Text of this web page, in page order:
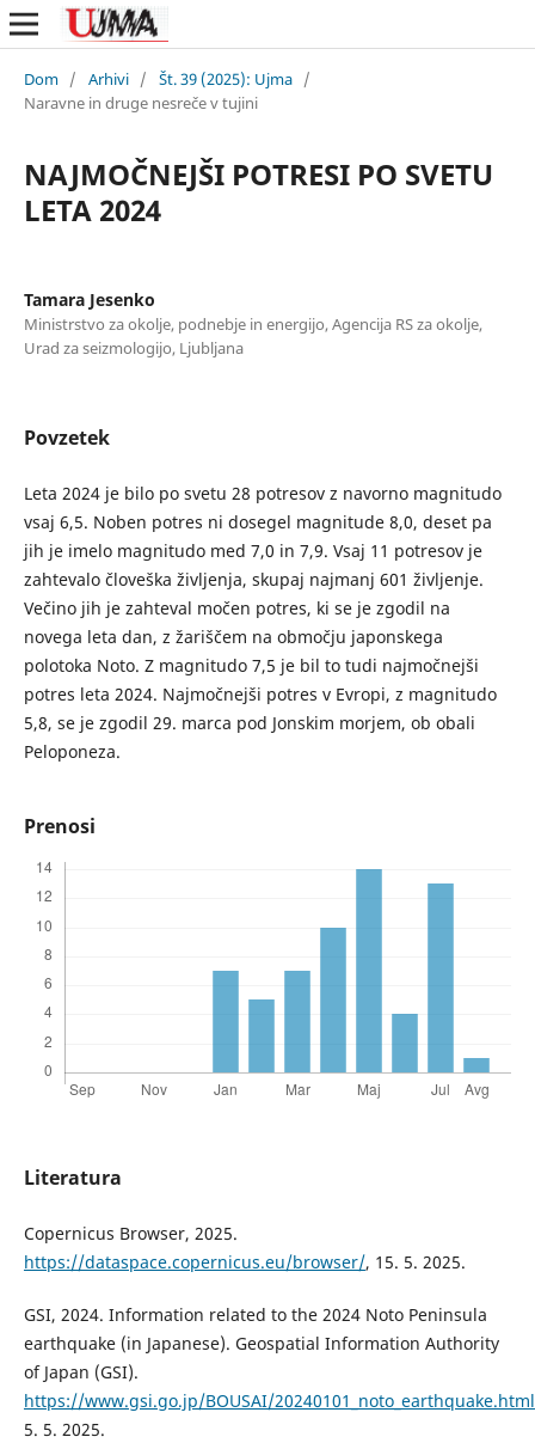
Dom / Arhivi / Št. 39 (2025): Ujma /
Naravne in druge nesreče v tujini
NAJMOČNEJŠI POTRESI PO SVETU
LETA 2024
Tamara Jesenko
Ministrstvo za okolje, podnebje in energijo, Agencija RS za okolje,
Urad za seizmologijo, Ljubljana
Povzetek
Leta 2024 je bilo po svetu 28 potresov z navorno magnitudo
vsaj 6,5. Noben potres ni dosegel magnitude 8,0, deset pa
jih je imelo magnitudo med 7,0 in 7,9. Vsaj 11 potresov je
zahtevalo človeška življenja, skupaj najmanj 601 življenje.
Večino jih je zahteval močen potres, ki se je zgodil na
novega leta dan, z žariščem na območju japonskega
polotoka Noto. Z magnitudo 7,5 je bil to tudi najmočnejši
potres leta 2024. Najmočnejši potres v Evropi, z magnitudo
5,8, se je zgodil 29. marca pod Jonskim morjem, ob obali
Peloponeza.
Prenosi
Literatura
Copernicus Browser, 2025.
https://dataspace.copernicus.eu/browser/, 15. 5. 2025.
GSI, 2024. Information related to the 2024 Noto Peninsula
earthquake (in Japanese). Geospatial Information Authority
of Japan (GSI).
https://www.gsi.go.jp/BOUSAI/20240101_noto_earthquake.html
5. 5. 2025.